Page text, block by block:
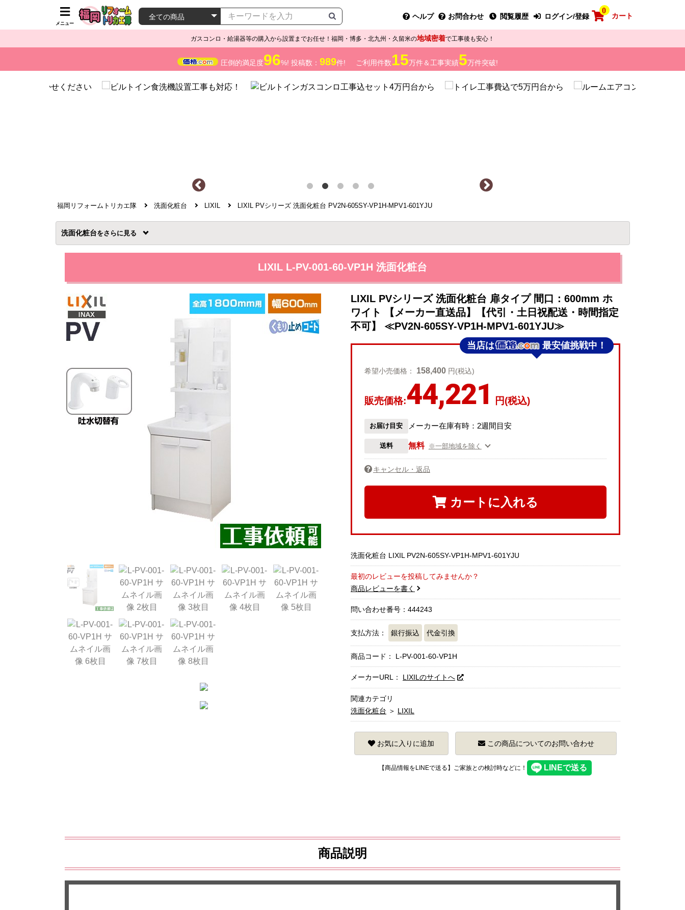
メニュー
ヘルプ お問合わせ 閲覧履歴 ログイン/登録
0
カート
ガスコンロ・給湯器等の購入から設置までお任せ！福岡・博多・北九州・久留米の地域密着で工事後も安心！
圧倒的満足度96%! 投稿数： 989件! ご利用件数15万件＆工事実績5万件突破!
福岡リフォームトリカエ隊 洗面化粧台 LIXIL LIXIL PVシリーズ 洗面化粧台 PV2N-605SY-VP1H-MPV1-601YJU
洗面化粧台を
LIXIL L-PV-001-60-VP1H 洗面化粧台
LIXIL PVシリーズ 洗面化粧台 扉タイプ 間口：600mm ホ
ワイト 【メーカー直送品】【代引・土日祝配送・時間指定
不可】 ≪PV2N-605SY-VP1H-MPV1-601YJU≫
当店は 最安値挑戦中！
希望小売価格： 158,400 円(税込)
販売価格:44,221 円(税込)
お届け目安 メーカー在庫有時：2週間目安
送料 無料 ※一部地域を除く
キャンセル・返品
カートに入れる
洗面化粧台 LIXIL PV2N-605SY-VP1H-MPV1-601YJU
最初のレビューを投稿してみませんか？
商品レビューを書く
問い合わせ番号：444243
支払方法： 銀行振込 代金引換
商品コード： L-PV-001-60-VP1H
メーカーURL： LIXILのサイトへ
関連カテゴリ
洗面化粧台 ＞ LIXIL
お気に入りに追加 この商品についてのお問い合わせ
【商品情報をLINEで送る】ご家族との検討時などに！
商品説明